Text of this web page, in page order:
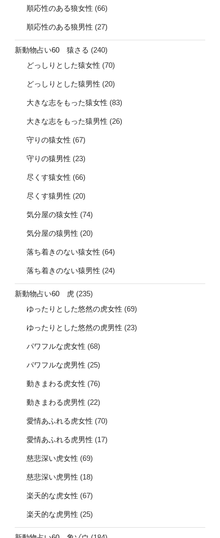
順応性のある狼女性 (66)
順応性のある狼男性 (27)
新動物占い60 猿さる (240)
どっしりとした猿女性 (70)
どっしりとした猿男性 (20)
大きな志をもった猿女性 (83)
大きな志をもった猿男性 (26)
守りの猿女性 (67)
守りの猿男性 (23)
尽くす猿女性 (66)
尽くす猿男性 (20)
気分屋の猿女性 (74)
気分屋の猿男性 (20)
落ち着きのない猿女性 (64)
落ち着きのない猿男性 (24)
新動物占い60 虎 (235)
ゆったりとした悠然の虎女性 (69)
ゆったりとした悠然の虎男性 (23)
パワフルな虎女性 (68)
パワフルな虎男性 (25)
動きまわる虎女性 (76)
動きまわる虎男性 (22)
愛情あふれる虎女性 (70)
愛情あふれる虎男性 (17)
慈悲深い虎女性 (69)
慈悲深い虎男性 (18)
楽天的な虎女性 (67)
楽天的な虎男性 (25)